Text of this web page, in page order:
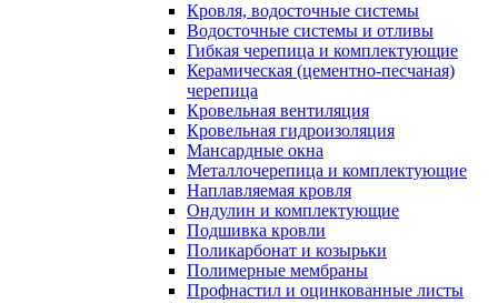
Кровля, водосточные системы
Водосточные системы и отливы
Гибкая черепица и комплектующие
Керамическая (цементно-песчаная)
черепица
Кровельная вентиляция
Кровельная гидроизоляция
Мансардные окна
Металлочерепица и комплектующие
Наплавляемая кровля
Ондулин и комплектующие
Подшивка кровли
Поликарбонат и козырьки
Полимерные мембраны
Профнастил и оцинкованные листы